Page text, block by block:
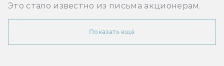
Это стало известно из письма акционерам.
Показать ещё